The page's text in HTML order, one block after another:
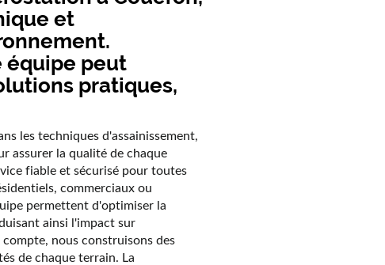
et
équipe peut
pratiques,
les techniques d'assainissement,
assurer la qualité de chaque
fiable et sécurisé pour toutes
commerciaux ou
permettent d'optimiser la
ainsi l'impact sur
nous construisons des
de chaque terrain. La